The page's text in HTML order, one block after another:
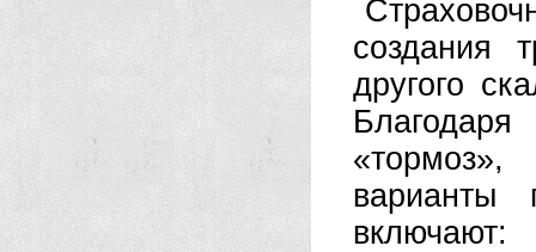
создания
другого
варианты
включают: